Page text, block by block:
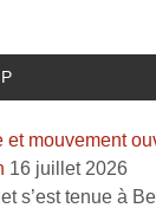
et mouvement
16 juillet 2026
s’est tenue à